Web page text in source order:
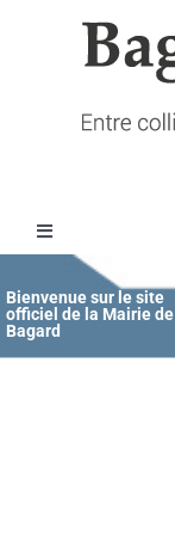
Toggle
Navigation
Accueil
Bienvenue sur le site
officiel de la Mairie de
Bagard